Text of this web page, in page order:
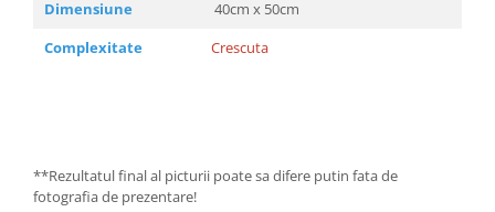
Dimensiune
40cm x 50cm
Complexitate
Crescuta
**Rezultatul final al picturii poate sa difere putin fata de
fotografia de prezentare!